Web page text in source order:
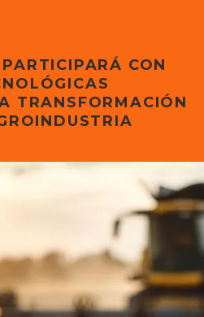
CON
TRANSFORMACIÓN